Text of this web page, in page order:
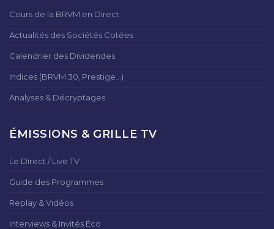
Cours de la BRVM en Direct
Actualités des Sociétés Cotées
Calendrier des Dividendes
Indices (BRVM 30, Prestige...)
Analyses & Décryptages
ÉMISSIONS & GRILLE TV
Le Direct / Live TV
Guide des Programmes
Replay & Vidéos
Interviews & Invités Éco